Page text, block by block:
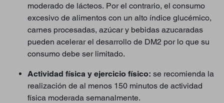
moderado de lácteos. Por el contrario, el consumo
excesivo de alimentos con un alto índice glucémico,
carnes procesadas, azúcar y bebidas azucaradas
pueden acelerar el desarrollo de DM2 por lo que su
consumo debe ser limitado.
Actividad física y ejercicio físico: se recomienda la
realización de al menos 150 minutos de actividad
física moderada semanalmente.